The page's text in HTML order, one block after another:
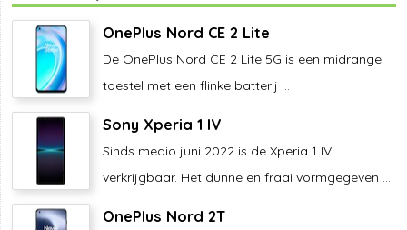
OnePlus Nord CE 2 Lite
De OnePlus Nord CE 2 Lite 5G is een midrange
toestel met een flinke batterij ...
Sony Xperia 1 IV
Sinds medio juni 2022 is de Xperia 1 IV
verkrijgbaar. Het dunne en fraai vormgegeven ...
OnePlus Nord 2T